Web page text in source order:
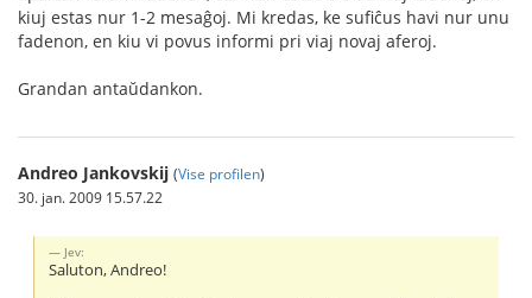
kiuj estas nur 1-2 mesaĝoj. Mi kredas, ke sufiĉus havi nur unu
fadenon, en kiu vi povus informi pri viaj novaj aferoj.
Grandan antaŭdankon.
Andreo Jankovskij (Vise profilen)
30. jan. 2009 15.57.22
Jev:
Saluton, Andreo!